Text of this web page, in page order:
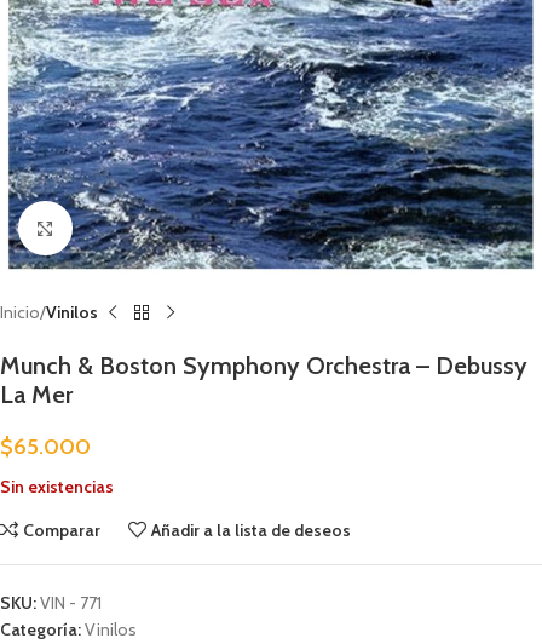
Clic para ampliar
Inicio Vinilos
Munch & Boston Symphony Orchestra – Debussy
La Mer
$65.000
Sin existencias
Comparar
Añadir a la lista de deseos
SKU:VIN - 771
Categoría:Vinilos